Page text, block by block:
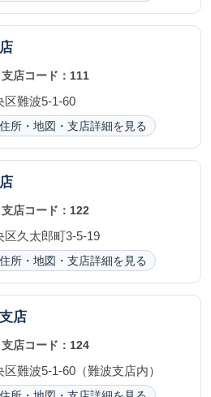
支店コード： 111
区難波5-1-60
住所・地図・支店詳細を見る
支店コード： 122
区久太郎町3-5-19
住所・地図・支店詳細を見る
店
支店コード： 124
難波5-1-60（難波支店内）